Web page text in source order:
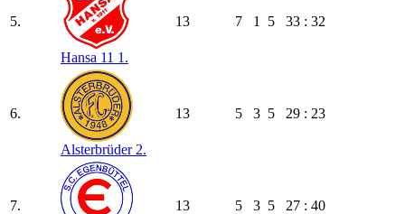
5.
Hansa 11 1.
13 7 1 5 33 : 32
6.
Alsterbrüder 2.
13 5 3 5 29 : 23
7. 13 5 3 5 27 : 40